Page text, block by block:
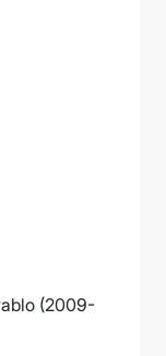
(2009-